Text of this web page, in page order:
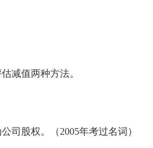
减值两种方法。
股权。（2005年考过名词）